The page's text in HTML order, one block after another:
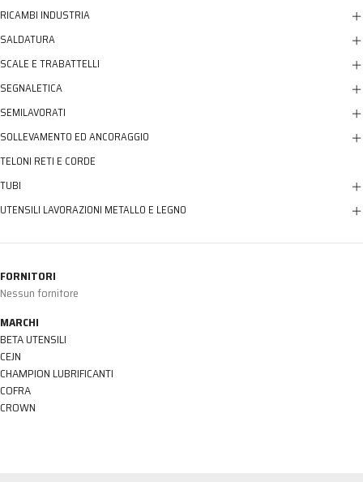
RICAMBI INDUSTRIA
SALDATURA
SCALE E TRABATTELLI
SEGNALETICA
SEMILAVORATI
SOLLEVAMENTO ED ANCORAGGIO
TELONI RETI E CORDE
TUBI
UTENSILI LAVORAZIONI METALLO E LEGNO
FORNITORI
Nessun fornitore
MARCHI
BETA UTENSILI
CEJN
CHAMPION LUBRIFICANTI
COFRA
CROWN